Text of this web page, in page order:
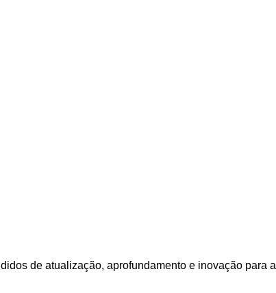
de atualização, aprofundamento e inovação para a